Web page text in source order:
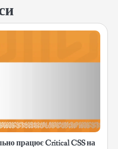
працює Critical CSS на